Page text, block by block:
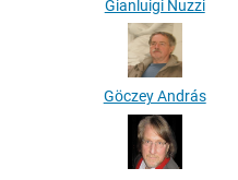
Gianluigi Nuzzi
Göczey András